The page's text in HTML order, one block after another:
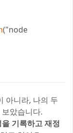
("node
아니라, 나의 두
았습니다.
기록하고 재정